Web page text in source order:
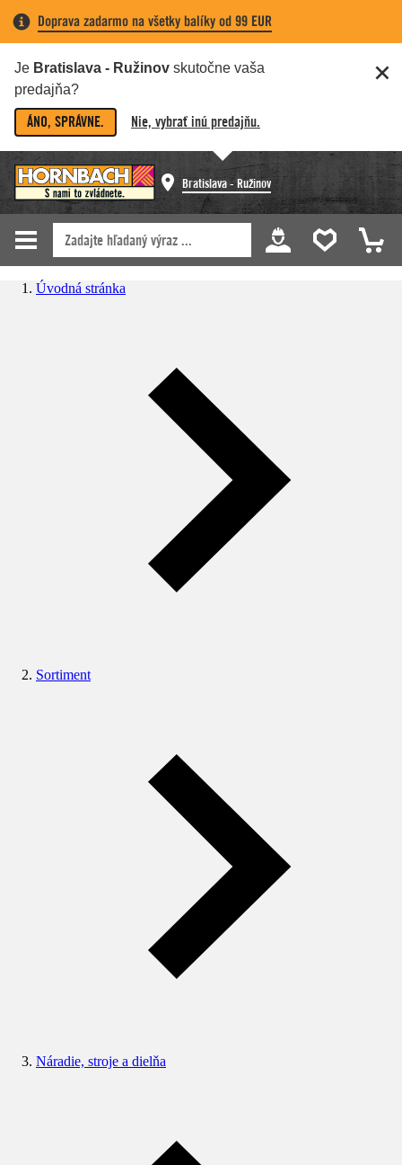
Doprava zadarmo na všetky balíky od 99 EUR
Je Bratislava - Ružinov skutočne vaša
predajňa?
ÁNO, SPRÁVNE. Nie, vybrať inú predajňu.
Bratislava - Ružinov
Úvodná stránka
Sortiment
Náradie, stroje a dielňa